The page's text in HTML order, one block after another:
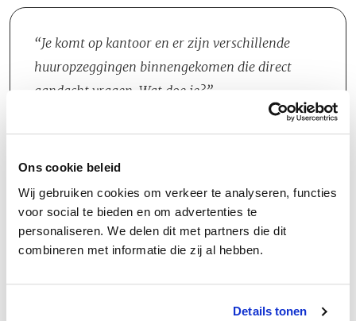
Ons cookie beleid
Wij gebruiken cookies om verkeer te analyseren, functies
voor social te bieden en om advertenties te
personaliseren. We delen dit met partners die dit
combineren met informatie die zij al hebben.
Details tonen
Je komt op kantoor en er zijn verschillende
huuropzeggingen binnengekomen die direct
aandacht vragen. Wat doe je?
Groeipad